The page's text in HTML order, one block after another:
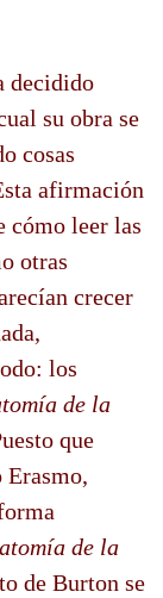
decidido
su obra se
cosas
afirmación
cómo leer las
otras
crecer
los
de la
que
de la
de Burton se